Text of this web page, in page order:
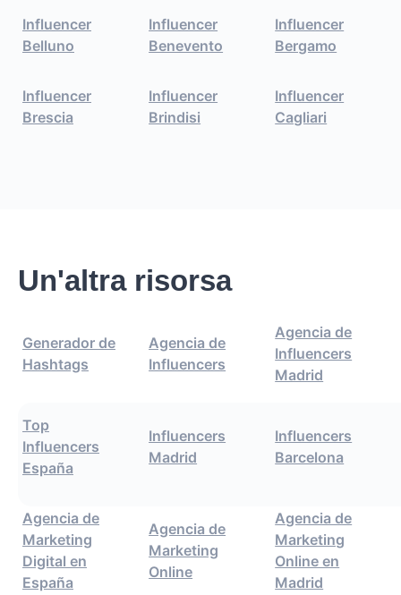
Influencer
Belluno
Influencer
Benevento
Influencer
Bergamo
Influencer
Brescia
Influencer
Brindisi
Influencer
Cagliari
Un'altra risorsa
Generador de
Hashtags
Agencia de
Influencers
Agencia de
Influencers
Madrid
Top
Influencers
España
Influencers
Madrid
Influencers
Barcelona
Agencia de
Marketing
Digital en
España
Agencia de
Marketing
Online
Agencia de
Marketing
Online en
Madrid